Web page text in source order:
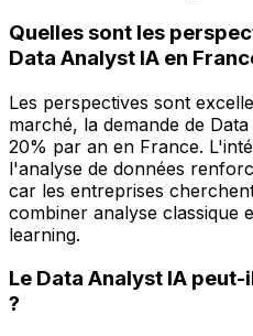
Quelles sont les
Data Analyst IA en
Les perspectives sont
marché, la demande de
20% par an en France.
l'analyse de données
car les entreprises
combiner analyse classique
learning.
Le Data Analyst IA
?